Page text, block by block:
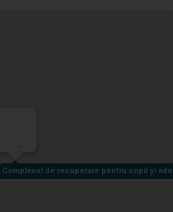
Complexul de recuperare pentru copii și
Complexul de recuperare pentru copii și
-